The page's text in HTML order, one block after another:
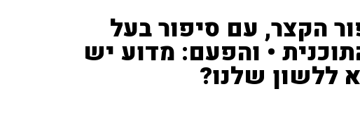
הקצר, עם סיפור בעל
• והפעם: מדוע יש
ללשון שלנו?